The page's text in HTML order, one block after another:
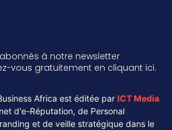
abonnés à notre newsletter
vous gratuitement en cliquant ici.
Africa est éditée par ICT Media
d'e-Réputation, de Personal
et de veille stratégique dans le